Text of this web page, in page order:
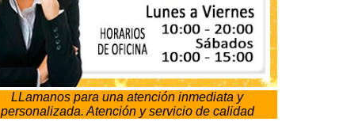
LLamanos para una atención inmediata y
personalizada. Atención y servicio de calidad